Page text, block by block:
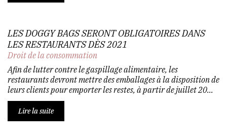
LES DOGGY BAGS SERONT OBLIGATOIRES DANS
LES RESTAURANTS DÈS 2021
Droit de la consommation
Afin de lutter contre le gaspillage alimentaire, les
restaurants devront mettre des emballages à la disposition de
leurs clients pour emporter les restes, à partir de juillet 20...
Lire la suite